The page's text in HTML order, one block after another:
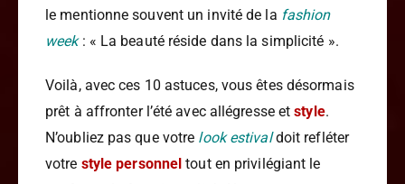
le mentionne souvent un invité de la fashion
week: « La beauté réside dans la simplicité ».
Voilà, avec ces 10 astuces, vous êtes désormais
prêt à affronter l’été avec allégresse etstyle.
N’oubliez pas que votre look estivaldoit refléter
votre style personnel tout en privilégiant le